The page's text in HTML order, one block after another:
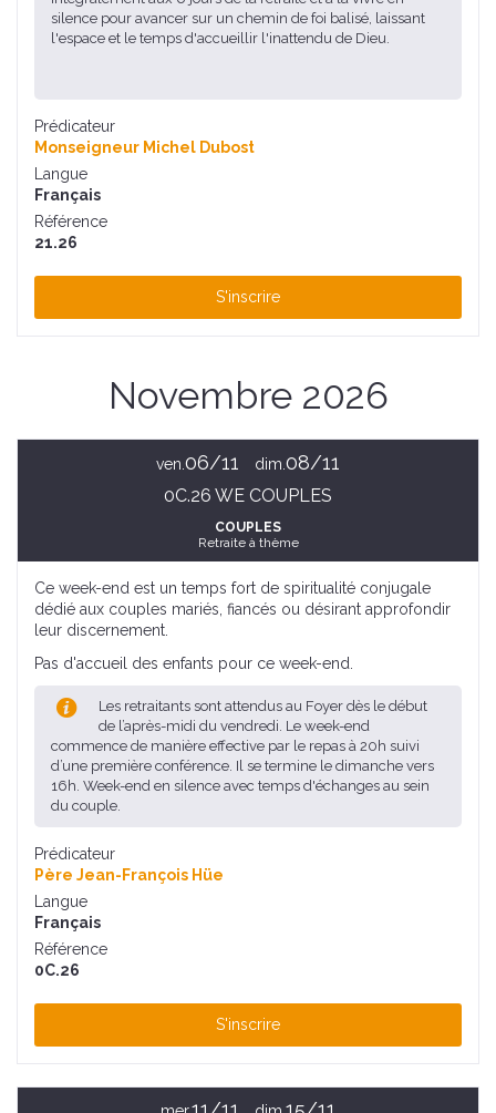
silence pour avancer sur un chemin de foi balisé, laissant
l'espace et le temps d'accueillir l'inattendu de Dieu.
Prédicateur
Monseigneur Michel Dubost
Langue
Français
Référence
21.26
S'inscrire
Novembre 2026
ven. 06/11 dim. 08/11
0C.26 WE COUPLES
COUPLES
Retraite à thème
Ce week-end est un temps fort de spiritualité conjugale
dédié aux couples mariés, fiancés ou désirant approfondir
leur discernement.
Pas d'accueil des enfants pour ce week-end.
Les retraitants sont attendus au Foyer dès le début
de l’après-midi du vendredi. Le week-end
commence de manière effective par le repas à 20h suivi
d’une première conférence. Il se termine le dimanche vers
16h. Week-end en silence avec temps d'échanges au sein
du couple.
Prédicateur
Père Jean-François Hüe
Langue
Français
Référence
0C.26
S'inscrire